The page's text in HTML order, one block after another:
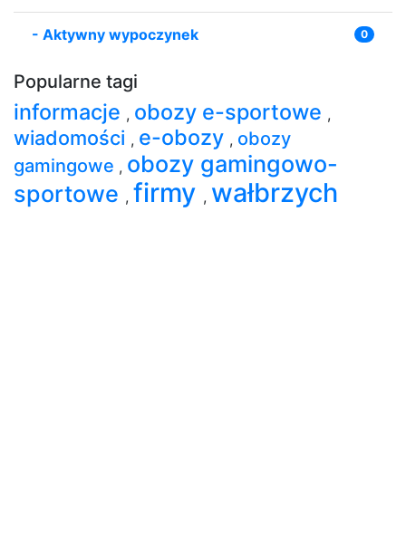
- Aktywny wypoczynek 0
Popularne tagi
informacje , obozy e-sportowe ,
wiadomości , e-obozy , obozy
gamingowe , obozy gamingowo-
sportowe , firmy , wałbrzych